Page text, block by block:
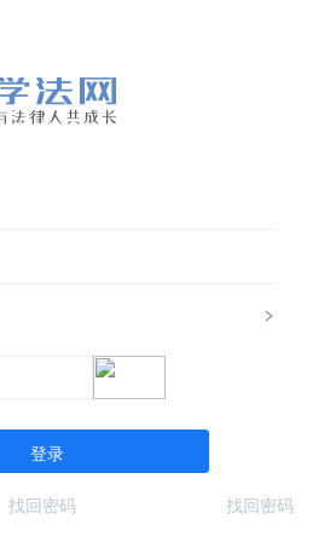
登录
找回密码 找回密码